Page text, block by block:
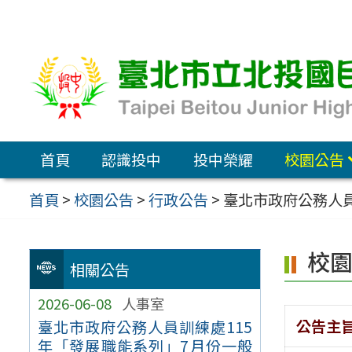
容
區
首頁 認識投中 投中榮耀
校園公告
首頁 >校園公告 >行政公告 > 臺北市政府公務
相關公告
2026-06-08 人事室
臺北市政府公務人員訓練處115
年「發展職能系列」7月份一般
校
公告主